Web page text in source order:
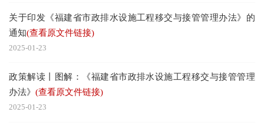
关于印发《福建省市政排水设施工程移交与接管管理办法》的
通知(查看原文件链接)
2025-01-23
政策解读丨图解：《福建省市政排水设施工程移交与接管管理
办法》(查看原文件链接)
2025-01-23